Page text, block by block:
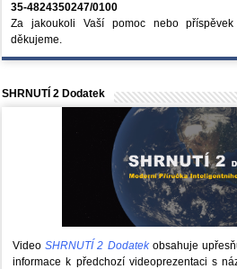
35-4824350247/0100
Za jakoukoli Vaší pomoc nebo příspěvek
děkujeme.
SHRNUTÍ 2 Dodatek
VideoSHRNUTÍ 2 Dodatekobsahuje
informace k předchozí videoprezentaci s